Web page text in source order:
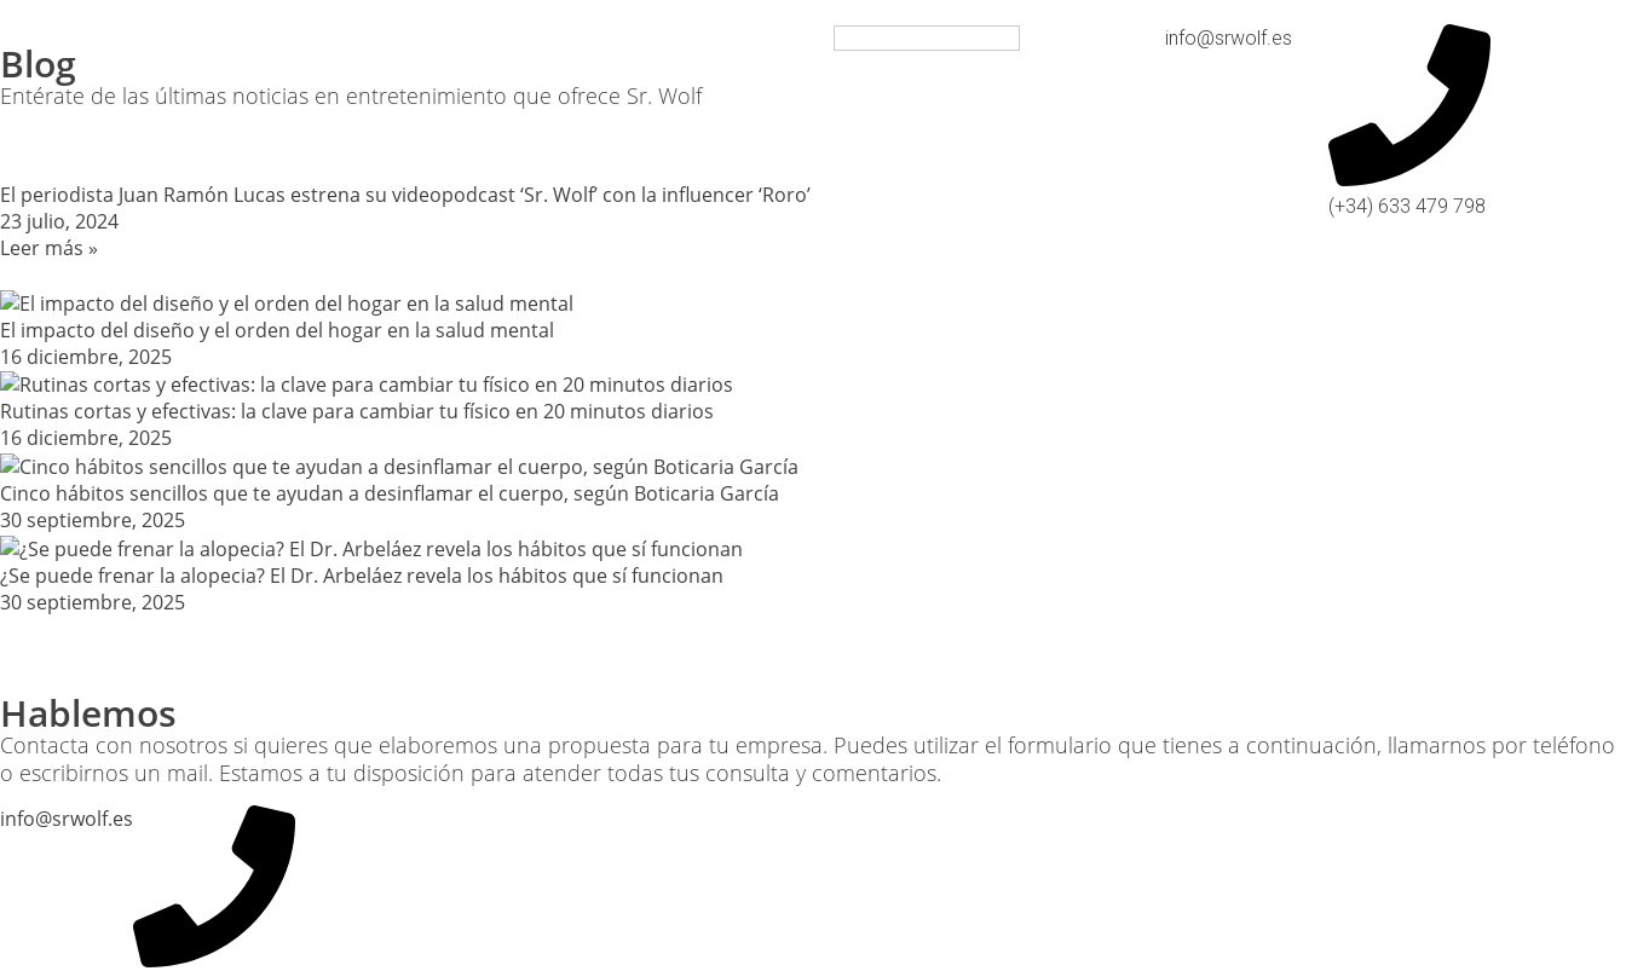
info@srwolf.es
(+34) 633 479 798
Blog
Entérate de las últimas noticias en entretenimiento que ofrece Sr. Wolf
El periodista Juan Ramón Lucas estrena su videopodcast ‘Sr. Wolf’ con la influencer ‘Roro’
23 julio, 2024
Leer más »
El impacto del diseño y el orden del hogar en la salud mental
16 diciembre, 2025
Rutinas cortas y efectivas: la clave para cambiar tu físico en 20 minutos diarios
16 diciembre, 2025
Cinco hábitos sencillos que te ayudan a desinflamar el cuerpo, según Boticaria García
30 septiembre, 2025
¿Se puede frenar la alopecia? El Dr. Arbeláez revela los hábitos que sí funcionan
30 septiembre, 2025
Hablemos
Contacta con nosotros si quieres que elaboremos una propuesta para tu empresa. Puedes utilizar el formulario que tienes a continuación, llamarnos por teléfono
o escribirnos un mail. Estamos a tu disposición para atender todas tus consulta y comentarios.
info@srwolf.es